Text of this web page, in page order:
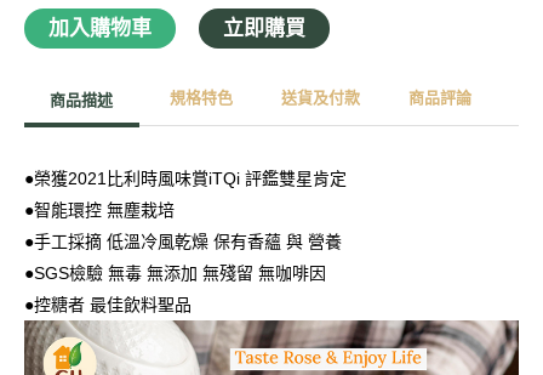
加入購物車 立即購買
商品描述 規格特色 送貨及付款 商品評論
●榮獲2021比利時風味賞iTQi 評鑑雙星肯定
●智能環控 無塵栽培
●手工採摘 低溫冷風乾燥 保有香蘊 與 營養
●SGS檢驗 無毒 無添加 無殘留 無咖啡因
●控糖者 最佳飲料聖品